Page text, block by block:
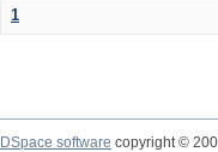
1
DSpace software copyright ©